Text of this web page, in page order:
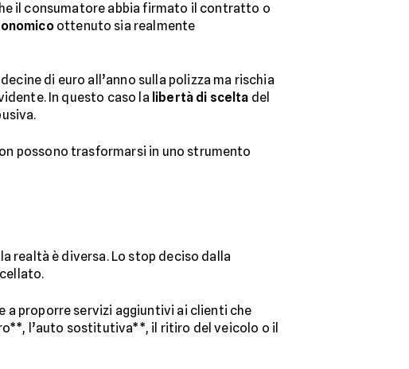
il consumatore abbia firmato il contratto o
ottenuto sia realmente
di euro all’anno sulla polizza ma rischia
In questo caso la libertà di scelta del
possono trasformarsi in uno strumento
realtà è diversa. Lo stop deciso dalla
proporre servizi aggiuntivi ai clienti che
l’auto sostitutiva**, il ritiro del veicolo o il